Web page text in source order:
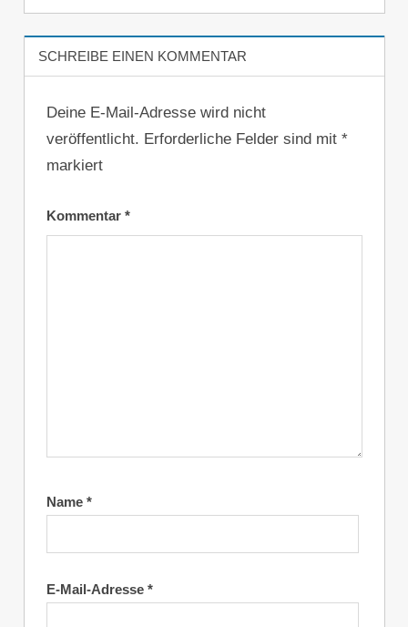
SCHREIBE EINEN KOMMENTAR
Deine E-Mail-Adresse wird nicht
veröffentlicht. Erforderliche Felder sind mit *
markiert
Kommentar *
Name *
E-Mail-Adresse *